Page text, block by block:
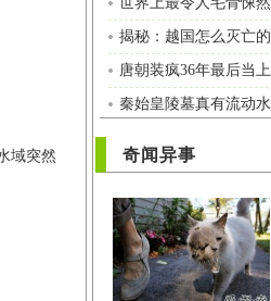
域突然
揭秘：越国怎么灭亡的
唐朝装疯36年最后当
秦始皇陵墓真有流动
奇闻异事